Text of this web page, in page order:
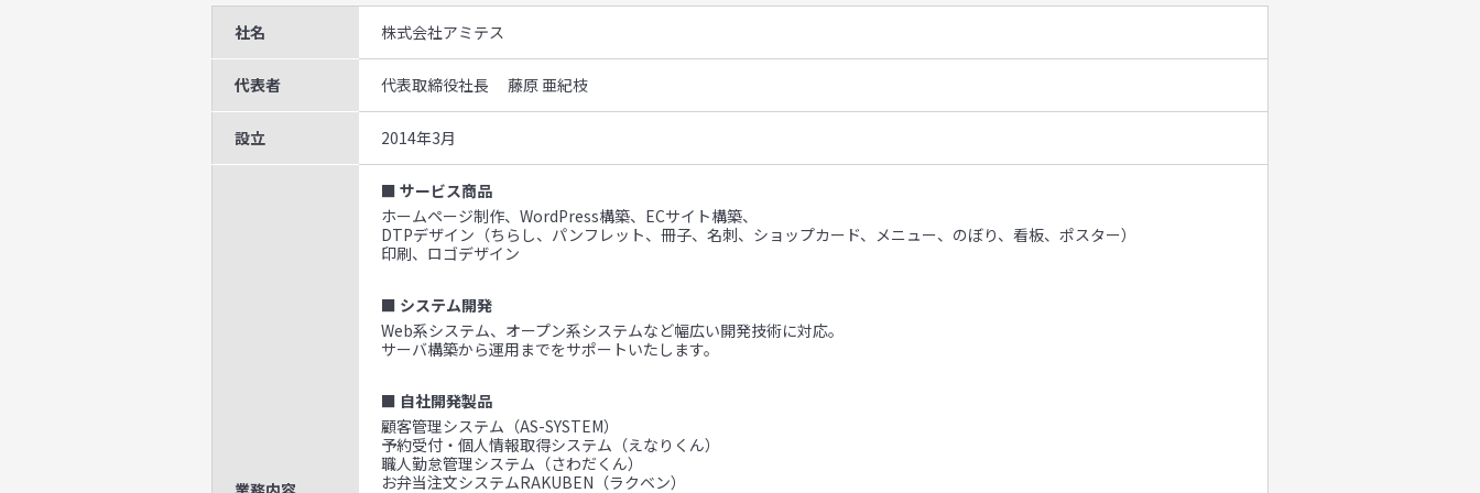
社名 株式会社アミテス
代表者 代表取締役社長 藤原 亜紀枝
設立 2014年3月
■ サービス商品
ホームページ制作、WordPress構築、ECサイト構築、
DTPデザイン（ちらし、パンフレット、冊子、名刺、ショップカード、メニュー、のぼり、看板、ポスター）
印刷、ロゴデザイン
■ システム開発
Web系システム、オープン系システムなど幅広い開発技術に対応。
サーバ構築から運用までをサポートいたします。
■ 自社開発製品
顧客管理システム（AS-SYSTEM）
予約受付・個人情報取得システム（えなりくん）
職人勤怠管理システム（さわだくん）
お弁当注文システムRAKUBEN（ラクベン）